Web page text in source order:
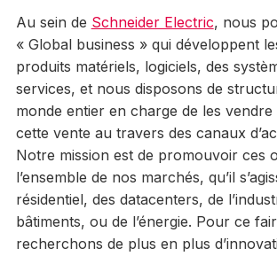
Au sein de Schneider Electric, nous
« Global business » qui développent
produits matériels, logiciels, des
services, et nous disposons de
monde entier en charge de les vendre
cette vente au travers des canaux
Notre mission est de promouvoir ces
l’ensemble de nos marchés, qu’il
résidentiel, des datacenters, de
bâtiments, ou de l’énergie. Pour ce
recherchons de plus en plus